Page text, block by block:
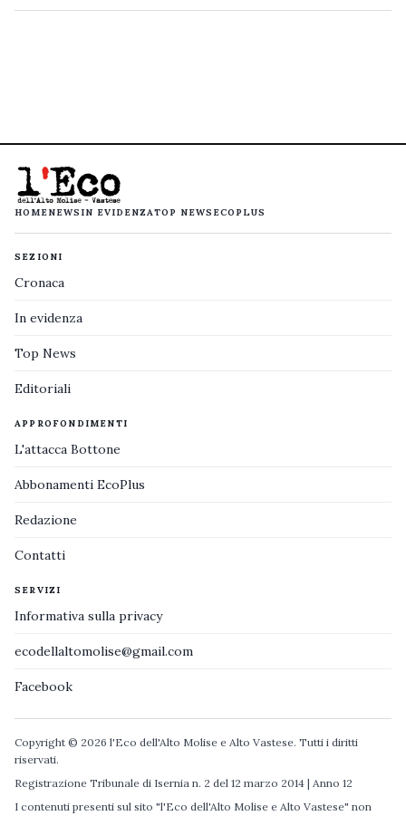
HOMENEWS IN EVIDENZATOP NEWS ECOPLUS
SEZIONI
Cronaca
In evidenza
Top News
Editoriali
APPROFONDIMENTI
L'attacca Bottone
Abbonamenti EcoPlus
Redazione
Contatti
SERVIZI
Informativa sulla privacy
ecodellaltomolise@gmail.com
Facebook
Copyright © 2026 l'Eco dell'Alto Molise e Alto Vastese. Tutti i diritti
riservati.
Registrazione Tribunale di Isernia n. 2 del 12 marzo 2014 | Anno 12
I contenuti presenti sul sito "l'Eco dell'Alto Molise e Alto Vastese" non